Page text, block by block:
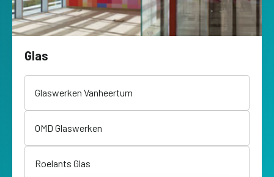
Glas
Glaswerken Vanheertum
OMD Glaswerken
Roelants Glas